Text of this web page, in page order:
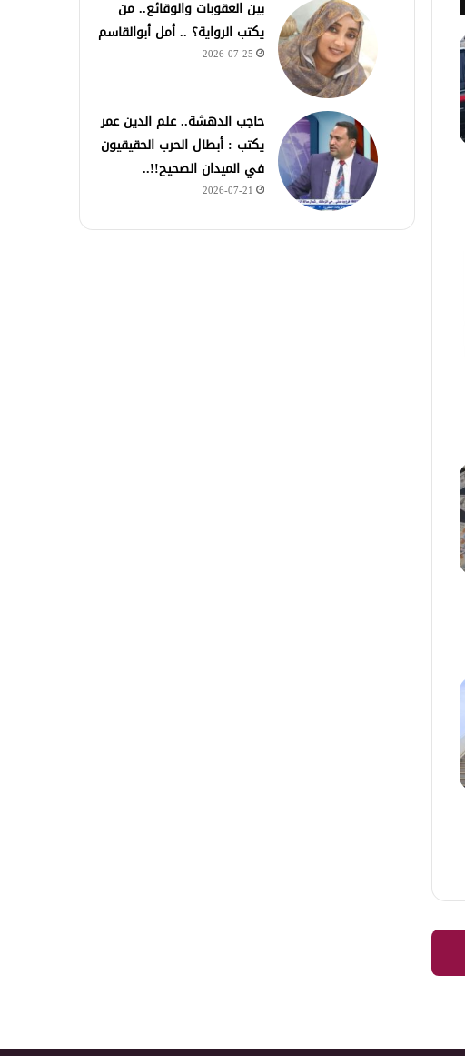
بين العقوبات والوقائع.. من
يكتب الرواية؟ .. أمل أبوالقاسم
2026-07-25
حاجب الدهشة.. علم الدين عمر
يكتب : أبطال الحرب الحقيقيون
في الميدان الصحيح!!..
2026-07-21